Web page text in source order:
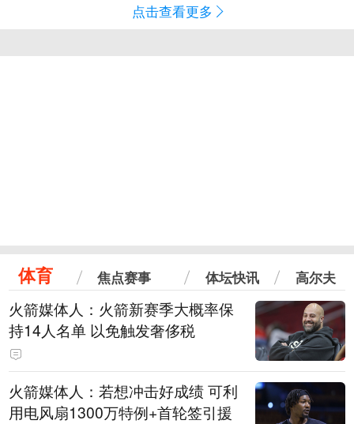
点击查看更多
体育 焦点赛事 体坛快讯 高尔夫
火箭媒体人：火箭新赛季大概率保
持14人名单 以免触发奢侈税
火箭媒体人：若想冲击好成绩 可利
用电风扇1300万特例+首轮签引援